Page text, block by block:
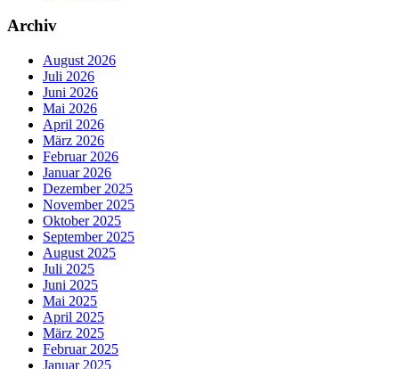
Archiv
August 2026
Juli 2026
Juni 2026
Mai 2026
April 2026
März 2026
Februar 2026
Januar 2026
Dezember 2025
November 2025
Oktober 2025
September 2025
August 2025
Juli 2025
Juni 2025
Mai 2025
April 2025
März 2025
Februar 2025
Januar 2025